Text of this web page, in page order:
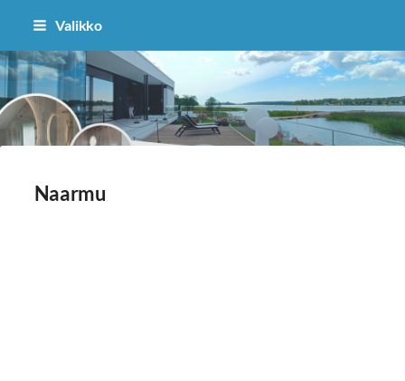
Siirry
sisältöön
Valikko
Suomen Tasolasiyhdistys ry
Naarmu